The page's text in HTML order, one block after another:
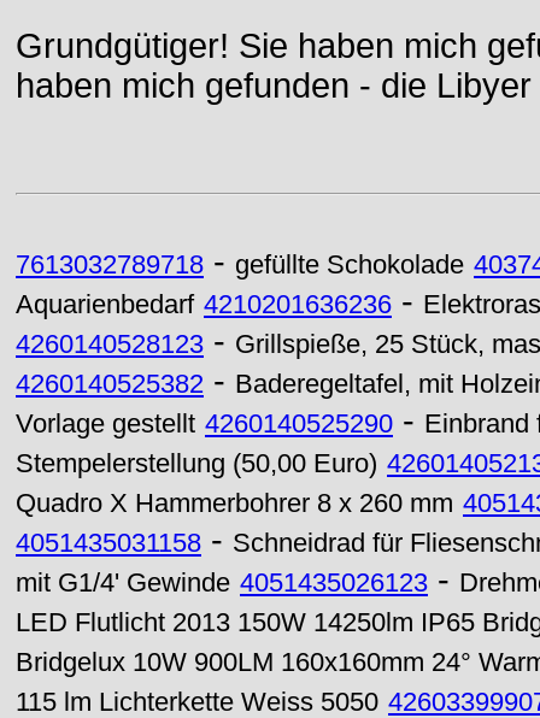
Grundgütiger! Sie haben mich
haben mich gefunden - die
7613032789718 - gefüllte Schokolade
Aquarienbedarf 4210201636236 -
4260140528123 - Grillspieße, 25 Stück,
4260140525382 - Baderegeltafel, mit
Vorlage gestellt 4260140525290 - Einbrand
Stempelerstellung (50,00 Euro)
Quadro X Hammerbohrer 8 x 260 mm
4051435031158 - Schneidrad für
mit G1/4' Gewinde 4051435026123 -
LED Flutlicht 2013 150W 14250lm IP65
Bridgelux 10W 900LM 160x160mm 24°
115 lm Lichterkette Weiss 5050